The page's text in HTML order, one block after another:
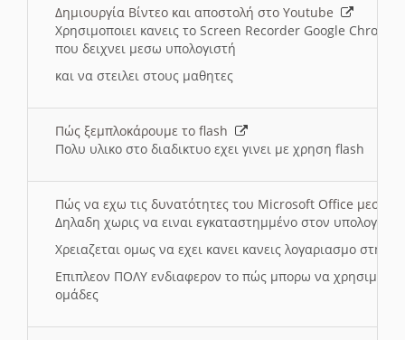
Δημιουργία Βίντεο και αποστολή στο Youtube
Χρησιμοποιει κανεις το Screen Recorder Google Chrome
που δειχνει μεσω υπολογιστή
και να στειλει στους μαθητες
Πώς ξεμπλοκάρουμε το flash
Πολυ υλικο στο διαδικτυο εχει γινει με χρηση flash
Πώς να εχω τις δυνατότητες του Microsoft Office μεσω
Δηλαδη χωρις να ειναι εγκαταστημμένο στον
Χρειαζεται ομως να εχει κανει κανεις λογαριασμο στη
Επιπλεον ΠΟΛΥ ενδιαφερον το πώς μπορω να
ομάδες